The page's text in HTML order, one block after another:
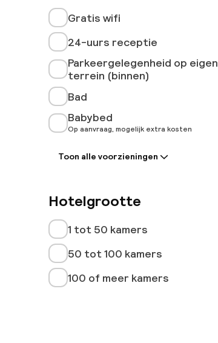
Gratis wifi
24-uurs receptie
Parkeergelegenheid op eigen
terrein (binnen)
Bad
Babybed
Op aanvraag, mogelijk extra kosten
Toon alle voorzieningen
Hotelgrootte
1 tot 50 kamers
50 tot 100 kamers
100 of meer kamers